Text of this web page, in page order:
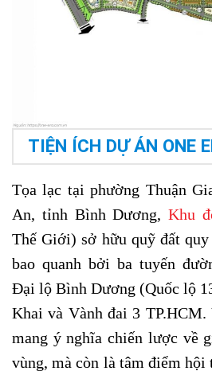
TIỆN ÍCH DỰ ÁN ONE
Tọa lạc tại phường Thuận
An, tỉnh Bình Dương,Khu
Thế Giới) sở hữu quỹ đất
bao quanh bởi ba tuyến
Đại lộ Bình Dương (Quốc lộ
Khai và Vành đai 3
mang ý nghĩa chiến lược về
vùng, mà còn là tâm điểm hội